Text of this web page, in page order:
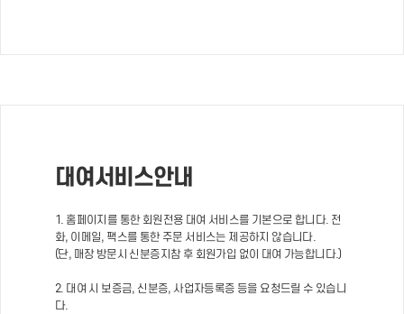
대여서비스안내
1. 홈페이지를 통한 회원전용 대여 서비스를 기본으로 합니다. 전
화, 이메일, 팩스를 통한 주문 서비스는 제공하지 않습니다.
(단, 매장 방문시 신분증지참 후 회원가입 없이 대여 가능합니다.)
2. 대여 시 보증금, 신분증, 사업자등록증 등을 요청드릴 수 있습니
다.